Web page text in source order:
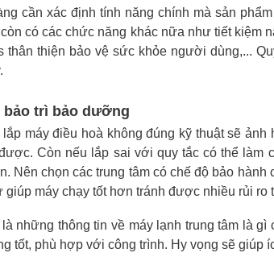
cần xác định tính năng chính mà sản
có các chức năng khác nữa như tiết kiệm
thân thiện bảo vệ sức khỏe người dùng,...
bảo trì bảo dưỡng
lắp máy điều hoà không đúng kỹ thuật sẽ
Còn nếu lắp sai với quy tắc có thể
Nên chọn các trung tâm có chế độ bảo
giúp máy chạy tốt hơn tránh được nhiều rủi ro
là những thông tin về máy lạnh trung tâm là
tốt, phù hợp với công trình. Hy vọng sẽ giúp